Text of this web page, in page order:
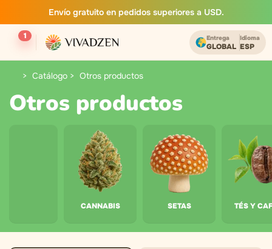
Envío gratuito en pedidos superiores a USD.
1 Entrega
GLOBAL
Idioma
ESP
Catálogo Otros productos
Otros productos
CANNABIS SETAS TÉS Y